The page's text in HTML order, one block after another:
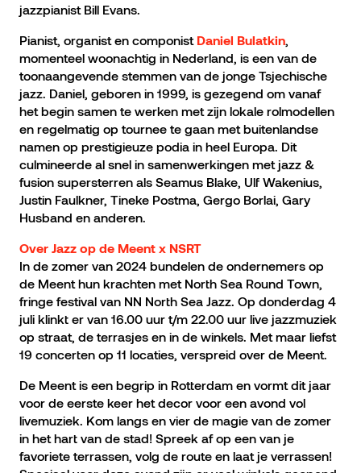
jazzpianist Bill Evans.
Pianist, organist en componist Daniel Bulatkin,
momenteel woonachtig in Nederland, is een van de
toonaangevende stemmen van de jonge Tsjechische
jazz. Daniel, geboren in 1999, is gezegend om vanaf
het begin samen te werken met zijn lokale rolmodellen
en regelmatig op tournee te gaan met buitenlandse
namen op prestigieuze podia in heel Europa. Dit
culmineerde al snel in samenwerkingen met jazz &
fusion supersterren als Seamus Blake, Ulf Wakenius,
Justin Faulkner, Tineke Postma, Gergo Borlai, Gary
Husband en anderen.
Over Jazz op de Meent x NSRT
In de zomer van 2024 bundelen de ondernemers op
de Meent hun krachten met North Sea Round Town,
fringe festival van NN North Sea Jazz. Op donderdag 4
juli klinkt er van 16.00 uur t/m 22.00 uur live jazzmuziek
op straat, de terrasjes en in de winkels. Met maar liefst
19 concerten op 11 locaties, verspreid over de Meent.
De Meent is een begrip in Rotterdam en vormt dit jaar
voor de eerste keer het decor voor een avond vol
livemuziek. Kom langs en vier de magie van de zomer
in het hart van de stad! Spreek af op een van je
favoriete terrassen, volg de route en laat je verrassen!